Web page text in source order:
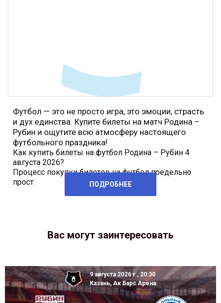
Футбол — это не просто игра, это эмоции, страсть
и дух единства. Купите билеты на матч Родина –
Рубин и ощутите всю атмосферу настоящего
футбольного праздника!
Как купить билеты на футбол Родина – Рубин 4
августа 2026?
Процесс покупки билетов на футбол предельно
прост
ПОДРОБНЕЕ
Вас могут заинтересовать
9 августа 2026 г., 20:30
Казань, Ак Барс Арена